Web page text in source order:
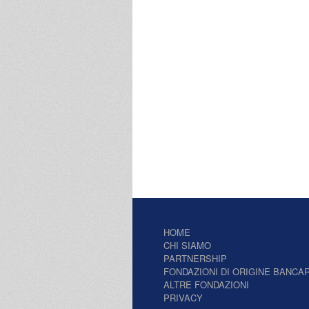
HOME
CHI SIAMO
PARTNERSHIP
FONDAZIONI DI ORIGINE
ALTRE FONDAZIONI
PRIVACY